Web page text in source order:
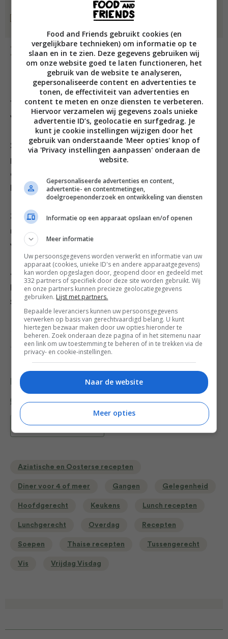
Bereiding
1. Verhit wat van de olie in een pan op middelhoog
vuur. Voeg de rodecurrypasta toe en bak 1 minuut mee.
2. Voeg het citroengras, de galangawortel, djeroek
peroet, kokosmelk en bouillon toe. Breng dit alles aan
de kook, voeg dan de garnalen en sugarsnaps toe en
laat 3 minuten zachtjes koken.
3. Voeg de oesterzwammen toe en verwarm ze 3
minuten mee. Breng de soep met zout op smaak en
verdeel hem over
4. kommen, samen met de taugé, de basilicum- en
korianderblaadjes, plus de ringetjes rode chilipeper.
Serveer en geef de partjes limoen erbij.
Credits: Recepten: Bart van olphen. Fotografie: Davis
Loftus. Styling: Inge Tichelaar.
Deel dit recept
Bewaar recept
Aziatische en Oosterse recepten
Diner voor 4 of meer Gangen Gelegenheid
Hoofdgerecht Keukens Lunch recepten
Lunchgerecht Overdag Recepten
Soepen Thaise recepten Tussengerecht
Vis Vrijdag Visdag
Food and Friends gebruikt cookies (en
vergelijkbare technieken) om informatie op te
slaan en in te zien. Deze gegevens gebruiken wij
om onze website goed te laten functioneren, het
gebruik van de website te analyseren,
gepersonaliseerde content en advertenties te
tonen, de effectiviteit van advertenties en
content te meten en onze diensten te verbeteren.
Hiervoor verzamelen wij gegevens zoals unieke
advertentie ID’s, geolocatie en surfgedrag. Je
kunt je cookie instellingen wijzigen door het
gebruik van onderstaande 'Meer opties' knop of
via 'Privacy instellingen aanpassen' onderaan de
website.
Gepersonaliseerde advertenties en content,
advertentie- en contentmetingen,
doelgroepenonderzoek en ontwikkeling van diensten
Informatie op een apparaat opslaan en/of openen
Meer informatie
Uw persoonsgegevens worden verwerkt en informatie van uw
apparaat (cookies, unieke ID's en andere apparaatgegevens)
kan worden opgeslagen door, geopend door en gedeeld met
332 partners of specifiek door deze site worden gebruikt. Wij
en onze partners kunnen precieze geolocatiegegevens
gebruiken. Lijst met partners.
Bepaalde leveranciers kunnen uw persoonsgegevens
verwerken op basis van gerechtvaardigd belang. U kunt
hiertegen bezwaar maken door uw opties hieronder te
beheren. Zoek onderaan deze pagina of in het sitemenu naar
een link om uw toestemming te beheren of in te trekken via de
privacy- en cookie-instellingen.
Naar de website
Meer opties